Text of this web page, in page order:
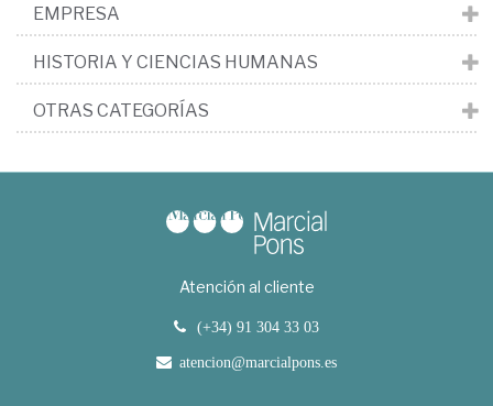
EMPRESA
HISTORIA Y CIENCIAS HUMANAS
OTRAS CATEGORÍAS
Atención al cliente
(+34) 91 304 33 03
atencion@marcialpons.es